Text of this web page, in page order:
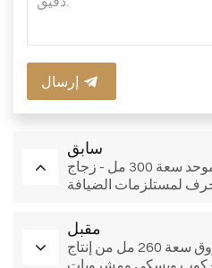
إرسال
سابق
كأس نبيذ أحمر بلون موحد سعة 300 مل - زجاج
لمستلزمات الضيافة
مقبل
كوب زجاجي شفاف مطروق سعة 260 مل من إنتاج